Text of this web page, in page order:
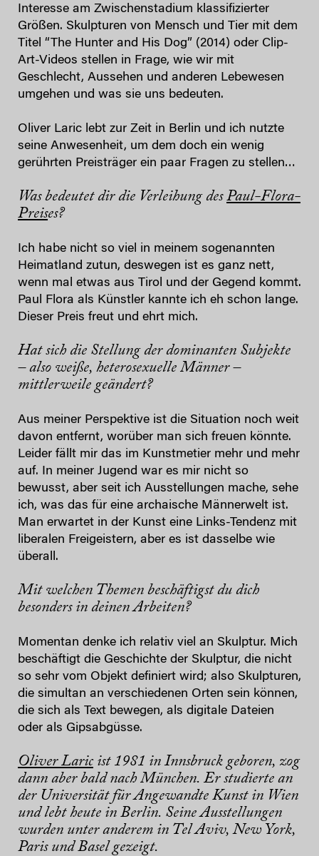
Interesse am Zwischenstadium klassifizierter
Größen. Skulpturen von Mensch und Tier mit dem
Titel “The Hunter and His Dog” (2014) oder Clip-
Art-Videos stellen in Frage, wie wir mit
Geschlecht, Aussehen und anderen Lebewesen
umgehen und was sie uns bedeuten.
Oliver Laric lebt zur Zeit in Berlin und ich nutzte
seine Anwesenheit, um dem doch ein wenig
gerührten Preisträger ein paar Fragen zu stellen…
Was bedeutet dir die Verleihung desPaul-Flora-
Preises?
Ich habe nicht so viel in meinem sogenannten
Heimatland zutun, deswegen ist es ganz nett,
wenn mal etwas aus Tirol und der Gegend kommt.
Paul Flora als Künstler kannte ich eh schon lange.
Dieser Preis freut und ehrt mich.
Hat sich die Stellung der dominanten Subjekte
– also weiße, heterosexuelle Männer –
mittlerweile geändert?
Aus meiner Perspektive ist die Situation noch weit
davon entfernt, worüber man sich freuen könnte.
Leider fällt mir das im Kunstmetier mehr und mehr
auf. In meiner Jugend war es mir nicht so
bewusst, aber seit ich Ausstellungen mache, sehe
ich, was das für eine archaische Männerwelt ist.
Man erwartet in der Kunst eine Links-Tendenz mit
liberalen Freigeistern, aber es ist dasselbe wie
überall.
Mit welchen Themen beschäftigst du dich
besonders in deinen Arbeiten?
Momentan denke ich relativ viel an Skulptur. Mich
beschäftigt die Geschichte der Skulptur, die nicht
so sehr vom Objekt definiert wird; also Skulpturen,
die simultan an verschiedenen Orten sein können,
die sich als Text bewegen, als digitale Dateien
oder als Gipsabgüsse.
Oliver Laric ist 1981 in Innsbruck geboren, zog
dann aber bald nach München. Er studierte an
der Universität für Angewandte Kunst in Wien
und lebt heute in Berlin. Seine Ausstellungen
wurden unter anderem in Tel Aviv, New York,
Paris und Basel gezeigt.